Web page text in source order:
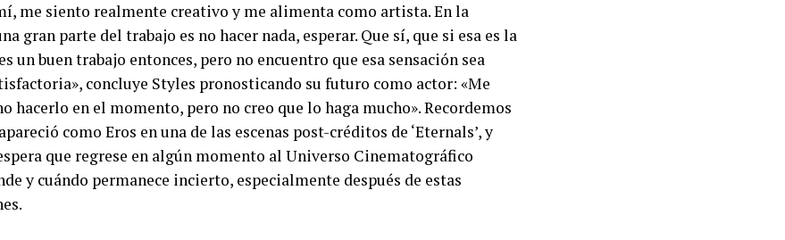
me siento realmente creativo y me alimenta como artista. En la
gran parte del trabajo es no hacer nada, esperar. Que sí, que si esa es la
un buen trabajo entonces, pero no encuentro que esa sensación sea
concluye Styles pronosticando su futuro como actor: «Me
hacerlo en el momento, pero no creo que lo haga mucho». Recordemos
como Eros en una de las escenas post-créditos de ‘Eternals’, y
que regrese en algún momento al Universo Cinematográfico
y cuándo permanece incierto, especialmente después de estas